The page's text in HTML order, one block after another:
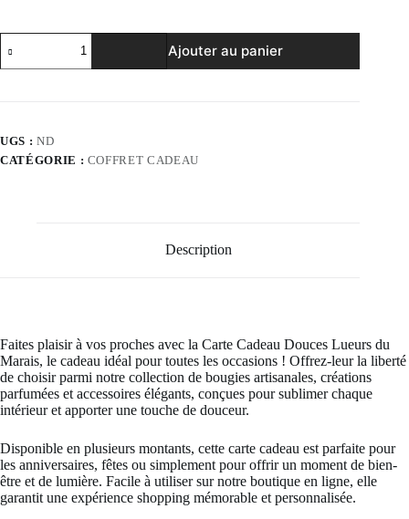
quantité
de
Carte
Marais
Ajouter au panier
UGS : ND
CATÉGORIE : COFFRET CADEAU
Description
Faites plaisir à vos proches avec la Carte Cadeau Douces Lueurs du
Marais, le cadeau idéal pour toutes les occasions ! Offrez-leur la liberté
de choisir parmi notre collection de bougies artisanales, créations
parfumées et accessoires élégants, conçues pour sublimer chaque
intérieur et apporter une touche de douceur.
Disponible en plusieurs montants, cette carte cadeau est parfaite pour
les anniversaires, fêtes ou simplement pour offrir un moment de bien-
être et de lumière. Facile à utiliser sur notre boutique en ligne, elle
garantit une expérience shopping mémorable et personnalisée.